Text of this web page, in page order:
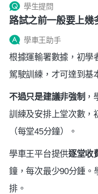
學生提問
路試之前一般要上幾
學車王助手
根據運輸署數據，初學
駕駛訓練，才可達到基
不過只是建議非強制
訓練及安排上堂次數，
（每堂45分鐘）。
學車王平台提供逐堂收
鐘，每次最少90分鍾。
排。